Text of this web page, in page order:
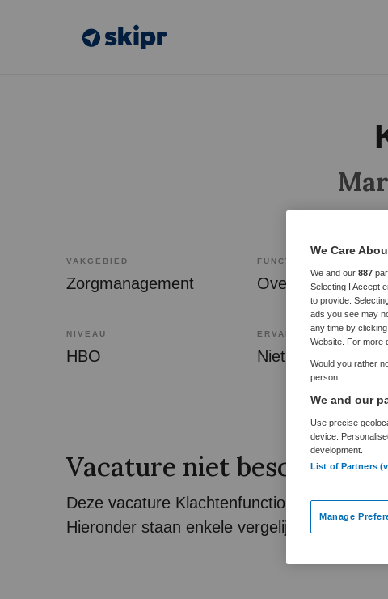
VAKGEBIED
Zorgmanagement
FUNCTIE
NIVEAU
HBO
ERVARING
Niet nader bepaald
Vacature niet beschikbaar
Deze vacature Klachtenfunctionaris bij
Hieronder staan enkele vergelijkbare
We Care
We and our 887
Selecting I Accept
to provide.
ads you see may
any time by
Website. For more
Would you rather
person
We and our
Use precise
device.
development.
List of Partners
Manage